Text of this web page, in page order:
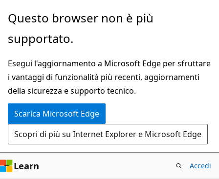
Ignora
passa
contenuto
principale
Questo browser non è più
supportato.
Esegui l'aggiornamento a Microsoft Edge per sfruttare
i vantaggi di funzionalità più recenti, aggiornamenti
della sicurezza e supporto tecnico.
Scarica Microsoft Edge
Scopri di più su Internet Explorer e Microsoft Edge
Learn Accedi